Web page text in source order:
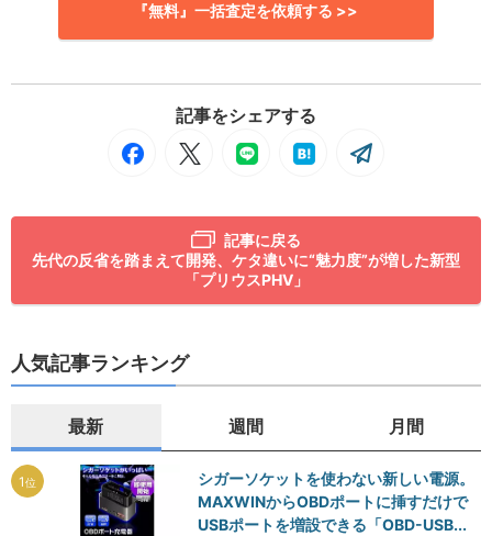
『無料』一括査定を依頼する >>
記事をシェアする
記事に戻る
先代の反省を踏まえて開発、ケタ違いに“魅力度”が増した新型
「プリウスPHV」
人気記事ランキング
最新 週間 月間
1位
シガーソケットを使わない新しい電源。
MAXWINからOBDポートに挿すだけで
USBポートを増設できる「OBD-USB...